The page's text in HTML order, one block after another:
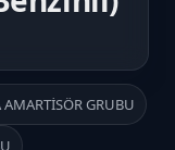
AMARTİSÖR GRUBU